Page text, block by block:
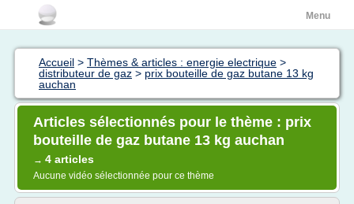
Menu
Accueil > Thèmes & articles : energie electrique >
distributeur de gaz > prix bouteille de gaz butane 13 kg
auchan
Articles sélectionnés pour le thème : prix
bouteille de gaz butane 13 kg auchan
→ 4 articles
Aucune vidéo sélectionnée pour ce thème